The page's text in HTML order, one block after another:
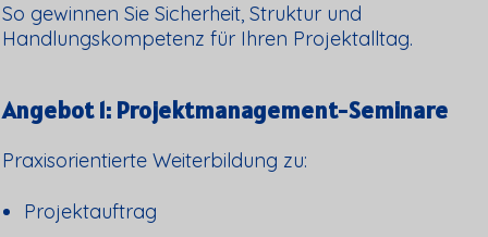
So gewinnen Sie Sicherheit, Struktur und
Handlungskompetenz für Ihren Projektalltag.
Angebot 1: Projektmanagement-Seminare
Praxisorientierte Weiterbildung zu:
Projektauftrag